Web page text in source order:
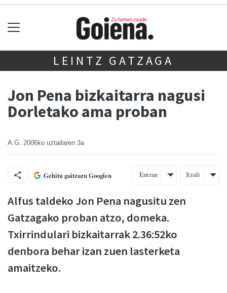
LEINTZ GATZAGA
Jon Pena bizkaitarra nagusi
Dorletako ama proban
A.G. 2006ko uztailaren 3a
Gehitu gaitzazu Googlen Entzun Itzuli
Alfus taldeko Jon Pena nagusitu zen
Gatzagako proban atzo, domeka.
Txirrindulari bizkaitarrak 2.36:52ko
denbora behar izan zuen lasterketa
amaitzeko.